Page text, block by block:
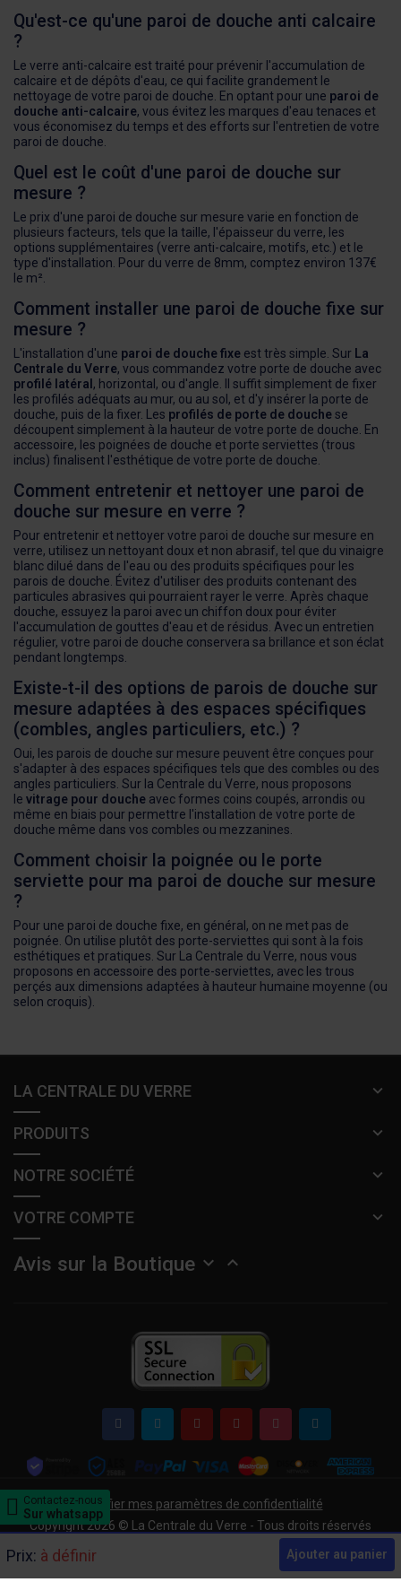
Contactez-nous
Sur whatsapp
Prix: à définir Ajouter au panier
Qu'est-ce qu'une paroi de douche anti calcaire
?
Le verre anti-calcaire est traité pour prévenir l'accumulation de
calcaire et de dépôts d'eau, ce qui facilite grandement le
nettoyage de votre paroi de douche. En optant pour une paroi de
douche anti-calcaire, vous évitez les marques d'eau tenaces et
vous économisez du temps et des efforts sur l'entretien de votre
paroi de douche.
Quel est le coût d'une paroi de douche sur
mesure ?
Le prix d'une paroi de douche sur mesure varie en fonction de
plusieurs facteurs, tels que la taille, l'épaisseur du verre, les
options supplémentaires (verre anti-calcaire, motifs, etc.) et le
type d'installation. Pour du verre de 8mm, comptez environ 137€
le m².
Comment installer une paroi de douche fixe sur
mesure ?
L'installation d'une paroi de douche fixe est très simple. Sur La
Centrale du Verre, vous commandez votre porte de douche avec
profilé latéral, horizontal, ou d'angle. Il suffit simplement de fixer
les profilés adéquats au mur, ou au sol, et d'y insérer la porte de
douche, puis de la fixer. Les profilés de porte de douchese
découpent simplement à la hauteur de votre porte de douche. En
accessoire, les poignées de douche et porte serviettes (trous
inclus) finalisent l'esthétique de votre porte de douche.
Comment entretenir et nettoyer une paroi de
douche sur mesure en verre ?
Pour entretenir et nettoyer votre paroi de douche sur mesure en
verre, utilisez un nettoyant doux et non abrasif, tel que du vinaigre
blanc dilué dans de l'eau ou des produits spécifiques pour les
parois de douche. Évitez d'utiliser des produits contenant des
particules abrasives qui pourraient rayer le verre. Après chaque
douche, essuyez la paroi avec un chiffon doux pour éviter
l'accumulation de gouttes d'eau et de résidus. Avec un entretien
régulier, votre paroi de douche conservera sa brillance et son éclat
pendant longtemps.
Existe-t-il des options de parois de douche sur
mesure adaptées à des espaces spécifiques
(combles, angles particuliers, etc.) ?
Oui, les parois de douche sur mesure peuvent être conçues pour
s'adapter à des espaces spécifiques tels que des combles ou des
angles particuliers. Sur la Centrale du Verre, nous proposons
le vitrage pour douche avec formes coins coupés, arrondis ou
même en biais pour permettre l'installation de votre porte de
douche même dans vos combles ou mezzanines.
Comment choisir la poignée ou le porte
serviette pour ma paroi de douche sur mesure
?
Pour une paroi de douche fixe, en général, on ne met pas de
poignée. On utilise plutôt des porte-serviettes qui sont à la fois
esthétiques et pratiques. Sur La Centrale du Verre, nous vous
proposons en accessoire des porte-serviettes, avec les trous
perçés aux dimensions adaptées à hauteur humaine moyenne (ou
selon croquis).
LA CENTRALE DU VERRE
PRODUITS
NOTRE SOCIÉTÉ
VOTRE COMPTE
Avis sur la Boutique  
Modifier mes paramètres de confidentialité
Copyright 2026 © La Centrale du Verre - Tous droits réservés